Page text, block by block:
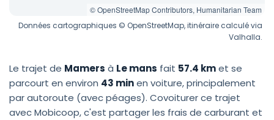
© OpenStreetMap Contributors, Humanitarian Team
Données cartographiques © OpenStreetMap, itinéraire calculé via
Valhalla.
Le trajet de Mamers à Le mans fait 57.4 kmet se
parcourt en environ 43 minen voiture, principalement
par autoroute (avec péages). Covoiturer ce trajet
avec Mobicoop, c'est partager les frais de carburant et